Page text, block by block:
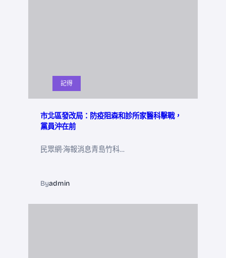
記得
市北區發改局：防疫阻森和診所家醫科擊戰，
黨員沖在前
民眾網·海報消息青島竹科…
Byadmin